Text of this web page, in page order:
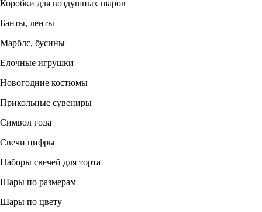
Коробки для воздушных шаров
Банты, ленты
Марблс, бусины
Елочные игрушки
Новогодние костюмы
Прикольные сувениры
Символ года
Свечи цифры
Наборы свечей для торта
Шары по размерам
Шары по цвету